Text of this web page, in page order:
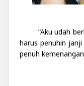
“Aku udah
harus penuhin
penuh